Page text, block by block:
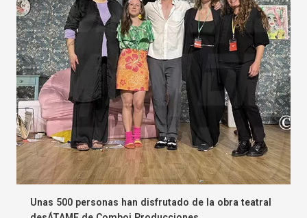
Unas 500 personas han disfrutado de la obra teatral